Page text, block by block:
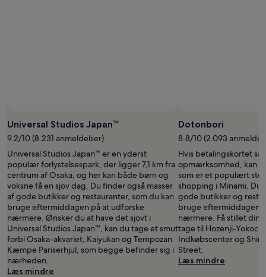
Universal Studios Japan™
9.2/10 (8.231 anmeldelser)
Universal Studios Japan™ er en yderst
populær forlystelsespark, der ligger 7,1 km fra
centrum af Osaka, og her kan både børn og
voksne få en sjov dag. Du finder også masser
af gode butikker og restauranter, som du kan
bruge eftermiddagen på at udforske
nærmere. Ønsker du at have det sjovt i
Universal Studios Japan™, kan du tage et smut
forbi Osaka-akvariet, Kaiyukan og Tempozan
Kæmpe Pariserhjul, som begge befinder sig i
nærheden.
Læs mindre
Dotonbori
8.8/10 (2.093
Hvis betalingskortet
opmærksomhed, kan
som er et populært
shopping i Minami. Du
gode butikker og
bruge eftermiddagen
nærmere. Få stillet din
tage til Hozenji-
Indkøbscenter og
Street.
Læs mindre